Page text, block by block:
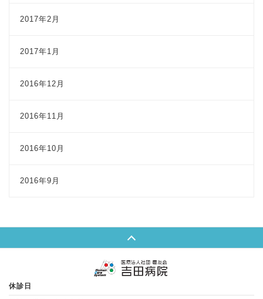
2017年2月
2017年1月
2016年12月
2016年11月
2016年10月
2016年9月
休診日